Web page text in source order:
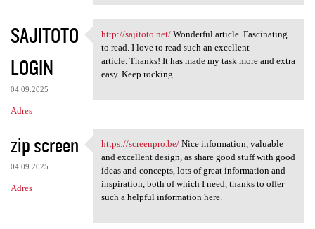
SAJITOTO
LOGIN
04.09.2025
Adres
http://sajitoto.net/
http://sajitoto.net/Wonderful article. Fascinating
to read. I love to read such an excellent
article. Thanks! It has made my task more and extra
easy. Keep rocking
zip screen
04.09.2025
Adres
https://screenpro.be/ Nice
https://screenpro.be/Nice information, valuable
and excellent design, as share good stuff with good
ideas and concepts, lots of great information and
inspiration, both of which I need, thanks to offer
such a helpful information here.